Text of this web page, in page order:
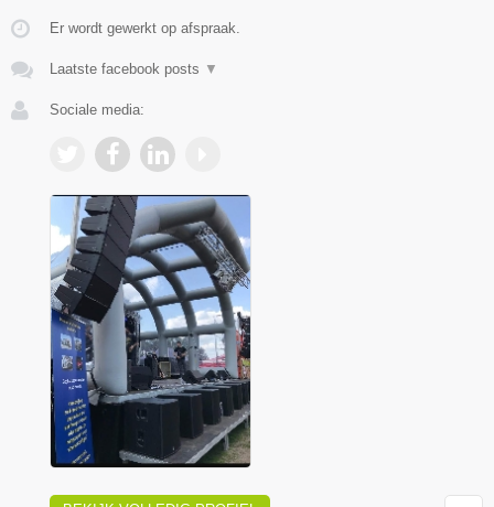
Er wordt gewerkt op afspraak.
Laatste facebook posts ▼
Sociale media: